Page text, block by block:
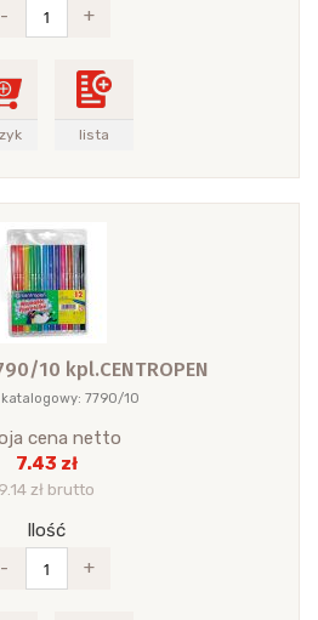
-
+
lista
10 kpl.CENTROPEN
katalogowy: 7790/10
cena netto
7.43 zł
9.14 zł brutto
Ilość
-
+